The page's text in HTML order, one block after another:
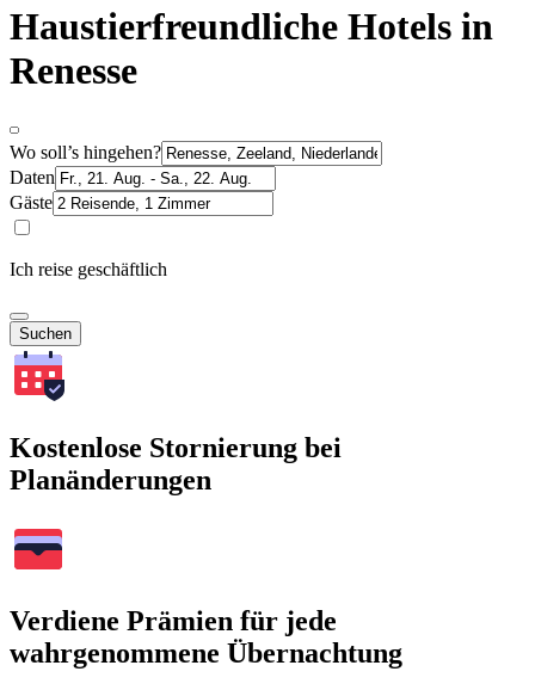
Haustierfreundliche Hotels in
Renesse
Wo soll’s hingehen?
Daten
Gäste
Ich reise geschäftlich
Suchen
Kostenlose Stornierung bei
Planänderungen
Verdiene Prämien für jede
wahrgenommene Übernachtung